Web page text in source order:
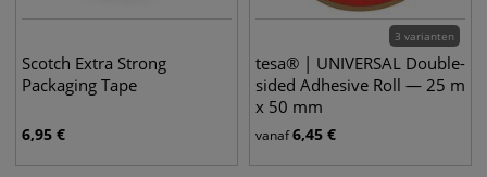
Scotch Extra Strong
Packaging Tape
6,95 €
3 varianten
tesa® | UNIVERSAL Double-
sided Adhesive Roll — 25 m
x 50 mm
vanaf6,45 €